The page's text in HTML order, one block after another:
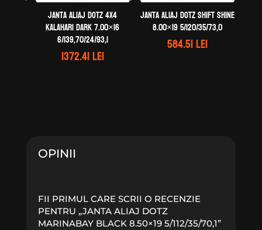
Janta aliaj DOTZ 4X4
Kalahari dark 7.00×16
6/139,70/24/93,1
1372.41lei
Janta aliaj DOTZ Shift shine
8.00×19 5/120/35/73,0
584.51lei
OPINII
FII PRIMUL CARE SCRII O RECENZIE
PENTRU „JANTA ALIAJ DOTZ
MARINABAY BLACK 8.50×19 5/112/35/70,1”